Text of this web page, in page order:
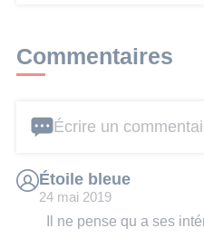
Commentaires
Écrire un
Étoile bleue
24 mai 2019
Il ne pense qu a ses